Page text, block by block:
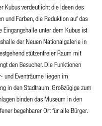
Kubus verdeutlicht die Ideen des
und Farben, die Reduktion auf das
Eingangshalle unter dem Kubus ist
der Neuen Nationalgalerie in
stützenfreier Raum mit
den Besucher. Die Funktionen
und Eventräume liegen im
in den Stadtraum. Großzügige zum
binden das Museum in den
begehbarer Ort für alle Bürger.